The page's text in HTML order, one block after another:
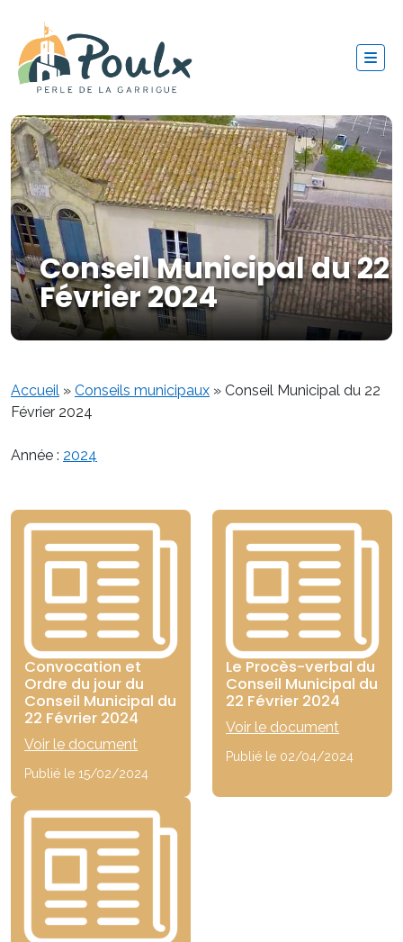
Conseil Municipal du 22
Février 2024
Accueil » Conseils municipaux » Conseil Municipal du 22
Février 2024
Année : 2024
Convocation et
Ordre du jour du
Conseil Municipal du
22 Février 2024
Voir le document
Publié le 15/02/2024
Le Procès-verbal du
Conseil Municipal du
22 Février 2024
Voir le document
Publié le 02/04/2024